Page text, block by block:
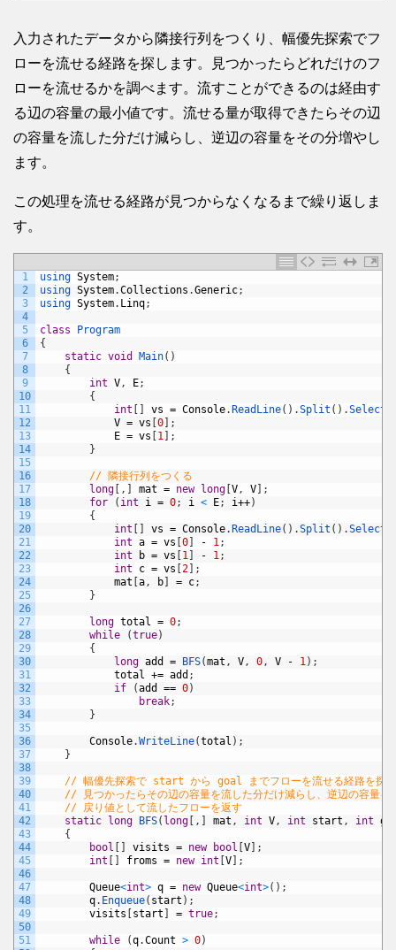
入力されたデータから隣接行列をつくり、幅優先探索でフ
ローを流せる経路を探します。見つかったらどれだけのフ
ローを流せるかを調べます。流すことができるのは経由す
る辺の容量の最小値です。流せる量が取得できたらその辺
の容量を流した分だけ減らし、逆辺の容量をその分増やし
ます。
この処理を流せる経路が見つからなくなるまで繰り返しま
す。
1
2
3
4
5
6
7
8
9
10
11
12
13
14
15
16
17
18
19
20
21
22
23
24
25
26
27
28
29
30
31
32
33
34
35
36
37
38
39
40
41
42
43
44
45
46
47
48
49
50
51
using System;
using System.Collections .Generic;
using System. Linq;
class
Program
{
static void Main( )
{
int V, E;
{
int
vs = Console. ReadLine( ) .Split ( ) .Select
V = vs 0
;
E = vs 1
;
}
// 隣接行列をつくる
long
, mat = new long V, V
;
for
( int i = 0; i < E; i++)
{
int
vs = Console. ReadLine( ) .Split ( ) .Select
int a = vs 0 - 1;
int
b = vs 1 - 1;
int
c = vs 2
;
mat a, b = c;
}
long total = 0;
while
(true)
{
long add = BFS(mat , V, 0, V - 1) ;
total += add ;
if
(add == 0)
break;
}
Console.WriteLine(total ) ;
}
// 幅優先探索で start から goal までフローを流せる経路を探す
// 見つかったらその辺の容量を流した分だけ減らし、逆辺の容量を
// 戻り値として流したフローを返す
static
long BFS( long , mat , int V, int start , int
{
bool
visits = new bool V
;
int
froms = new int V ;
Queue<int> q = new Queue<int>( ) ;
q. Enqueue( start ) ;
visits
start = true;
while (q.Count > 0)